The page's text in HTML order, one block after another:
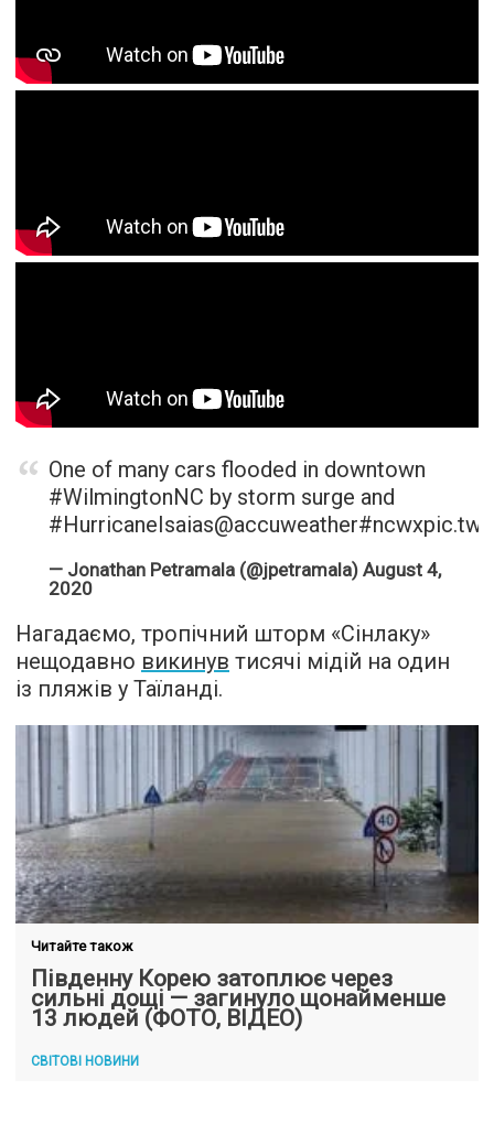
One of many cars flooded in downtown
#WilmingtonNC by storm surge and
#HurricaneIsaias@accuweather#ncwx
— Jonathan Petramala (@jpetramala) August 4,
2020
Нагадаємо, тропічний шторм «Сінлаку»
нещодавно викинув тисячі мідій на один
із пляжів у Таїланді.
Читайте також
Південну Корею затоплює через
сильні дощі — загинуло щонайменше
13 людей (ФОТО, ВІДЕО)
СВІТОВІ НОВИНИ